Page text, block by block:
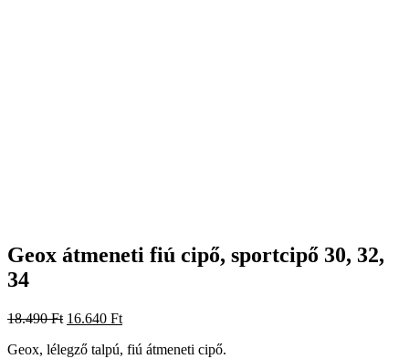
Geox átmeneti fiú cipő, sportcipő 30, 32,
34
18.490Ft Original
was:
16.640 FtCurrent
is:
Geox, lélegző talpú, fiú átmeneti cipő.